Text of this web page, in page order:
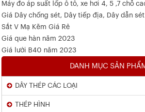
Máy đo áp suất lốp ô tô, xe hơi 4, 5 ,7 chỗ
Giá Dây chống sét, Dây tiếp địa, Dây dẫn
Sắt V Mạ Kẽm Giá Rẻ
Giá que hàn năm 2023
Giá lưới B40 năm 2023
DANH MỤC SẢN
DÂY THÉP CÁC LOẠI
THÉP HÌNH